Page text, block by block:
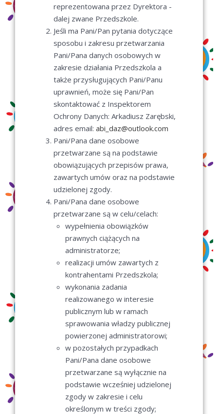
reprezentowana przez Dyrektora -
dalej zwane Przedszkole.
Jeśli ma Pani/Pan pytania dotyczące
sposobu i zakresu przetwarzania
Pani/Pana danych osobowych w
zakresie działania Przedszkola a
także przysługujących Pani/Panu
uprawnień, może się Pani/Pan
skontaktować z Inspektorem
Ochrony Danych: Arkadiusz Zarębski,
adres email:abi_daz@outlook.com
Pani/Pana dane osobowe
przetwarzane są na podstawie
obowiązujących przepisów prawa,
zawartych umów oraz na podstawie
udzielonej zgody.
Pani/Pana dane osobowe
przetwarzane są w celu/celach:
wypełnienia obowiązków
prawnych ciążących na
administratorze;
realizacji umów zawartych z
kontrahentami Przedszkola;
wykonania zadania
realizowanego w interesie
publicznym lub w ramach
sprawowania władzy publicznej
powierzonej administratorowi;
w pozostałych przypadkach
Pani/Pana dane osobowe
przetwarzane są wyłącznie na
podstawie wcześniej udzielonej
zgody w zakresie i celu
określonym w treści zgody;